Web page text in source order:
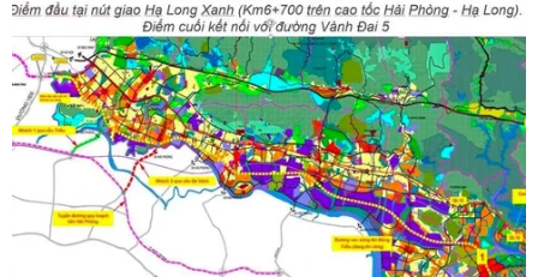
Một giàn khoan dầu. (Ảnh: AFP/TTXVN)
Tổ chức Các nước Xuất khẩu Dầu mỏ và các
nước đối tác (OPEC+) đang xây dựng một thỏa
thuận phức tạp, dự kiến thông qua tại cuộc họp
trực tuyến vào ngày 2/6, theo đó cho phép nhóm